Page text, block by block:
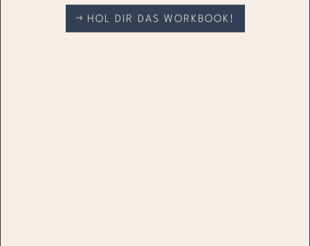
HOL DIR DAS WORKBOOK!